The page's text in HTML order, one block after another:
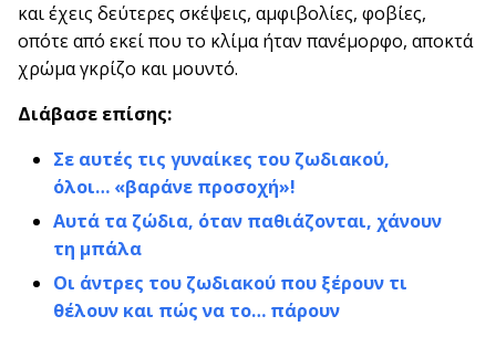
και έχεις δεύτερες σκέψεις, αμφιβολίες, φοβίες,
οπότε από εκεί που το κλίμα ήταν πανέμορφο, αποκτά
χρώμα γκρίζο και μουντό.
Διάβασε επίσης:
Σε αυτές τις γυναίκες του ζωδιακού,
όλοι… «βαράνε προσοχή»!
Αυτά τα ζώδια, όταν παθιάζονται, χάνουν
τη μπάλα
Οι άντρες του ζωδιακού που ξέρουν τι
θέλουν και πώς να το… πάρουν